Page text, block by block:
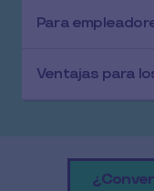
Para
Ventajas para